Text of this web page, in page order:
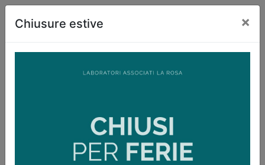
PRENOTAZIONE
Chiusure estive ×